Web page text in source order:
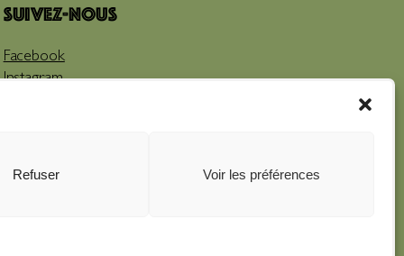
Refuser Voir les préférences
Suivez-nous
Facebook
Instagram